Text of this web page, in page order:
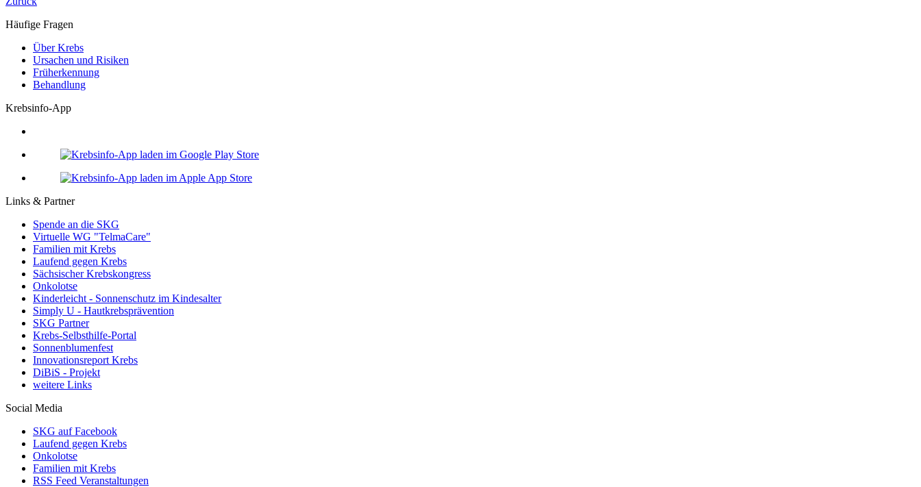
Häufige Fragen
Über Krebs
Ursachen und Risiken
Früherkennung
Behandlung
Krebsinfo-App
Links & Partner
Spende an die SKG
Virtuelle WG "TelmaCare"
Familien mit Krebs
Laufend gegen Krebs
Sächsischer Krebskongress
Onkolotse
Kinderleicht - Sonnenschutz im Kindesalter
Simply U - Hautkrebsprävention
SKG Partner
Krebs-Selbsthilfe-Portal
Sonnenblumenfest
Innovationsreport Krebs
DiBiS - Projekt
weitere Links
Social Media
SKG auf Facebook
Laufend gegen Krebs
Onkolotse
Familien mit Krebs
RSS Feed Veranstaltungen